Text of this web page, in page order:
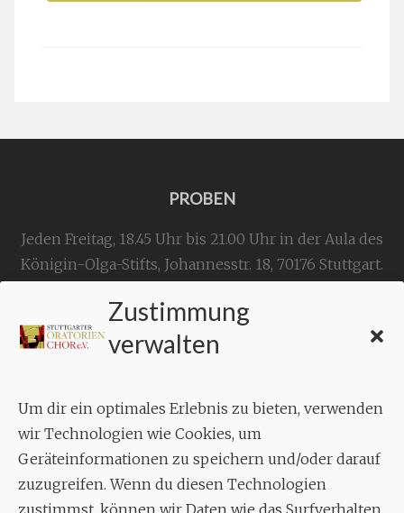
Zustimmung
verwalten
Um dir ein optimales Erlebnis zu bieten, verwenden
wir Technologien wie Cookies, um
Geräteinformationen zu speichern und/oder darauf
zuzugreifen. Wenn du diesen Technologien
zustimmst, können wir Daten wie das Surfverhalten
PROBEN
Jeden Freitag, 18.45 Uhr bis 21.00 Uhr in der Aula des
Königin-Olga-Stifts, Johannesstr. 18, 70176 Stuttgart.
KONTAKT
Geschäftsstelle:
Aixheimer Str. 18
70619 Stuttgart
MUSIK